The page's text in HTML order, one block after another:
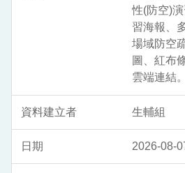
性(防空)
習海報、
場域防空
圖、紅布
雲端連結。
生輔組
2026-08-